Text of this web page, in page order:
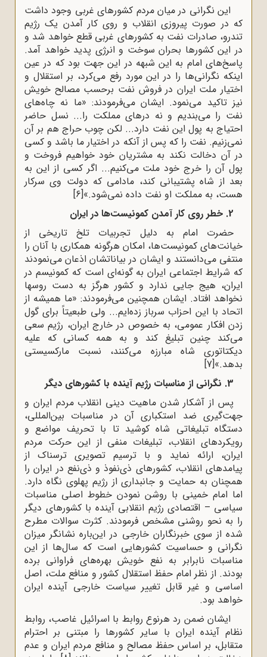
این نگرانی در میان مردم کشورهای غربی وجود داشت
که در صورت پیروزی انقلاب و روی کار آمدن یک رژیم
تندرو، صادرات نفت به کشورهای غربی قطع خواهد شد و
در این کشورها بحران سوخت و انرژی پدید خواهد آمد.
پاسخ‌های امام به این شبهه در این جهت بود که در عین
اینکه نگرانی‌ها را در این مورد رفع می‌کرد، بر استقلال و
اختیار ملت ایران در فروش نفت برحسب مصالح خویش
نیز تاکید‌ می‌نمود. ایشان می‌فرمودند: «ما نه چاه‌های
نفت را می‌بندیم و نه درهای مملکت را... نسل حاضر
احتیاج به پول این نفت دارد... لکن چوب حراج هم بر آن
نمی‌زنیم. نفت را که پس از آنکه در اختیار ما باشد و کسی
در آن دخالت نکند به مشتریان خود خواهیم فروخت و
پول آن را خرج خود ملت می‌کنیم... اگر کسی از این به
بعد از شاه پشتیبانی کند، مادامی که دولت وی سرکار
هست، به مملکت او نفت داده نمی‌شود.»[6]
2. خطر روی کار آمدن کمونیست‌ها در ایران
حضرت امام به دلیل تجربیات تلخ تاریخی از
خیانت‌های کمونیست‌ها، امکان هرگونه همکاری با آنان را
منتفی می‌دانستند و ایشان در بیاناتشان اذعان می‌نمودند
که شرایط اجتماعی ایران به گونه‌ای است که کمونیسم در
ایران، هیج جایی ندارد و کشور هرگز به دست روسها
نخواهد افتاد. ایشان همچنین می‌فرمودند: «ما همیشه از
اتحاد با این احزاب سرباز زده‌ایم... ولی طبعیتاً برای گول
زدن افکار عمومی، به خصوص در خارج ایران، رژیم سعی
می‌کند چنین تبلیغ کند و به همه کسانی که علیه
دیکتاتوری شاه مبارزه می‌کنند، نسبت مارکسیستی
بدهد.»[7]
3. نگرانی از مناسبات رژیم آینده با کشورهای دیگر
پس از آشکار شدن ماهیت دینی انقلاب مردم ایران و
جهت‌گیری ضد استکباری آن در مناسبات بین‌المللی،
دستگاه تبلیغاتی شاه کوشید تا با تحریف مواضع و
رویکردهای انقلاب، تبلیغات منفی از این حرکت مردم
ایران، ارائه نماید و با ترسیم تصویری ترسناک از
پیامدهای انقلاب، کشورهای ذی‌نفوذ و ذی‌نفع در ایران را
همچنان به حمایت و جانبداری از رژیم پهلوی نگاه دارد.
اما امام خمینی با روشن نمودن خطوط اصلی مناسبات
سیاسی – اقتصادی رژیم انقلابی آینده با کشورهای دیگر
را به نحو روشنی مشخص فرمودند. کثرت سوالات مطرح
شده از سوی خبرنگاران خارجی در این‌باره نشانگر میزان
نگرانی و حساسیت کشورهایی است که سال‌ها از این
مناسبات نابرابر به نفع خویش بهره‌های فراوانی برده
بودند. از نظر امام حفظ استقلال کشور و منافع ملت، اصل
اساسی و غیر قابل تغییر سیاست خارجی آینده ایران
خواهد بود.
ایشان ضمن رد هرنوع روابط با اسرائیل غاصب، روابط
نظام آینده ایران با سایر کشورها را مبتنی بر احترام
متقابل، بر اساس حفظ مصالح و منافع مردم ایران و عدم